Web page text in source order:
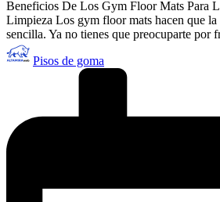
Beneficios De Los Gym Floor Mats Para
Limpieza Los gym floor mats hacen que la
sencilla. Ya no tienes que preocuparte por
Publicado
por
Pisos de goma